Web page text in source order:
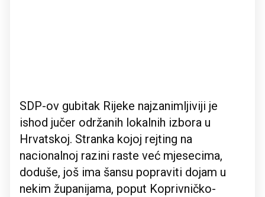
SDP-ov gubitak Rijeke najzanimljiviji je
ishod jučer održanih lokalnih izbora u
Hrvatskoj. Stranka kojoj rejting na
nacionalnoj razini raste već mjesecima,
doduše, još ima šansu popraviti dojam u
nekim županijama, poput Koprivničko-